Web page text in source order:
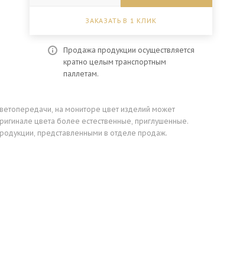
ЗАКАЗАТЬ В 1 КЛИК
Продажа продукции осуществляется
кратно целым транспортным
паллетам.
на мониторе цвет изделий может
цвета более естественные, приглушенные.
представленными в отделе продаж.